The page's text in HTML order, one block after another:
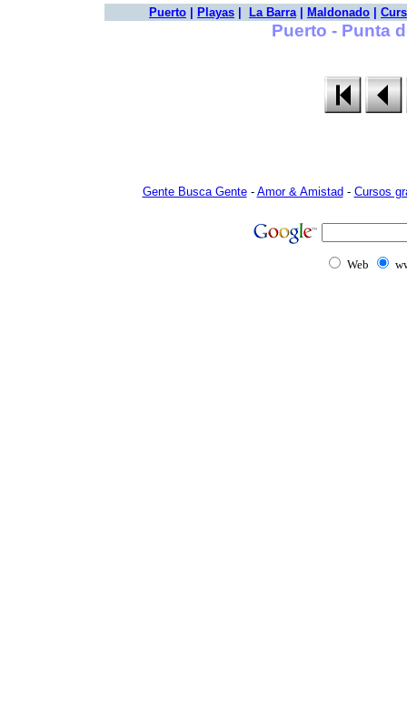
Puerto Playas La Barra| Maldonado
Puerto - Punta
Gente Busca Gente- Amor & Amistad - Cursos
Web